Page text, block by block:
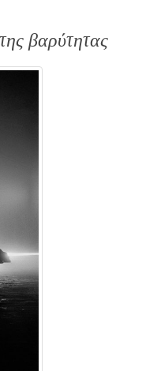
βαρύτητας